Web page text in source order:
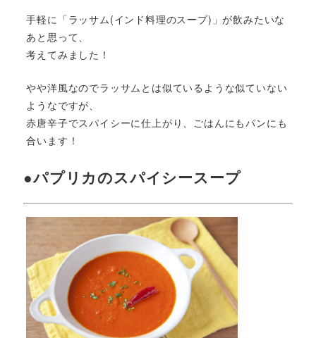
手軽に「ラッサム(インド料理のスープ)」が飲みたいな
あと思って、
考えてみました！
やや洋風なのでラッサムとは似ているような似ていない
ようなですが、
赤唐辛子でスパイシーに仕上がり、ごはんにもパンにも
合います！
●パプリカのスパイシースープ